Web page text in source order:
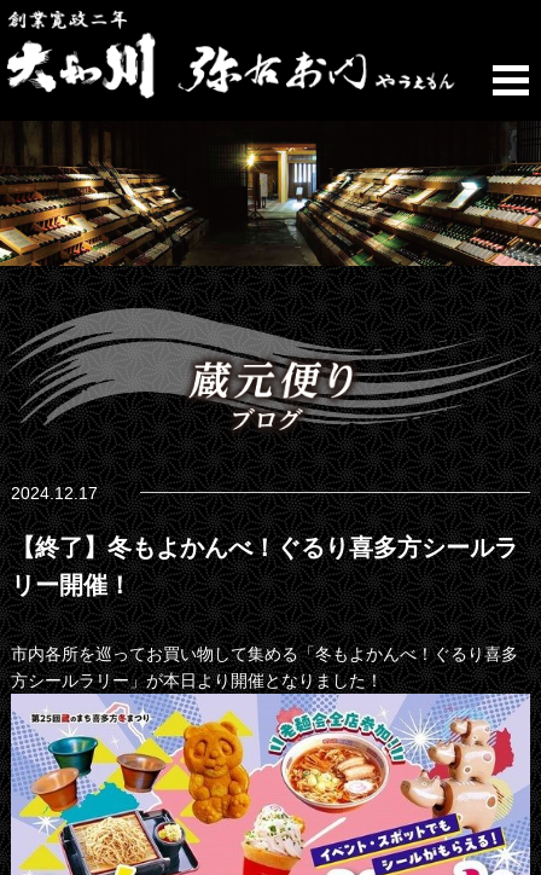
2024.12.17
【終了】冬もよかんべ！ぐるり喜多方シールラ
リー開催！
市内各所を巡ってお買い物して集める「冬もよかんべ！ぐるり喜多
方シールラリー」が本日より開催となりました！